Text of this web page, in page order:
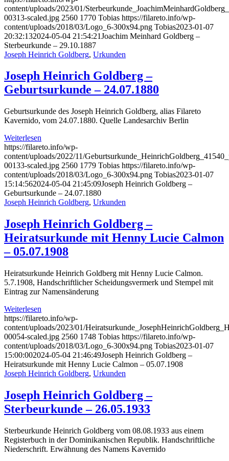
content/uploads/2023/01/
00313-scaled.jpg 2560 1770 Tobias https://filareto.info/wp-
content/uploads/2018/03/Logo_6-300x94.png Tobias2023-01-07
20:32:132024-05-04 21:54:21Joachim Meinhard Goldberg –
Sterbeurkunde – 29.10.1887
Joseph Heinrich Goldberg, Urkunden
Joseph Heinrich Goldberg –
Geburtsurkunde – 24.07.1880
Geburtsurkunde des Joseph Heinrich Goldberg, alias Filareto
Kavernido, vom 24.07.1880. Quelle Landesarchiv Berlin
Weiterlesen
https://filareto.info/wp-
content/uploads/2022/11/
00133-scaled.jpg 2560 1779 Tobias https://filareto.info/wp-
content/uploads/2018/03/Logo_6-300x94.png Tobias2023-01-07
15:14:562024-05-04 21:45:09Joseph Heinrich Goldberg –
Geburtsurkunde – 24.07.1880
Joseph Heinrich Goldberg, Urkunden
Joseph Heinrich Goldberg –
Heiratsurkunde mit Henny Lucie Calmon
– 05.07.1908
Heiratsurkunde Heinrich Goldberg mit Henny Lucie Calmon.
5.7.1908, Handschriftlicher Scheidungsvermerk und Stempel mit
Eintrag zur Namensänderung
Weiterlesen
https://filareto.info/wp-
content/uploads/2023/01/
00054-scaled.jpg 2560 1748 Tobias https://filareto.info/wp-
content/uploads/2018/03/Logo_6-300x94.png Tobias2023-01-07
15:00:002024-05-04 21:46:49Joseph Heinrich Goldberg –
Heiratsurkunde mit Henny Lucie Calmon – 05.07.1908
Joseph Heinrich Goldberg, Urkunden
Joseph Heinrich Goldberg –
Sterbeurkunde – 26.05.1933
Sterbeurkunde Heinrich Goldberg vom 08.08.1933 aus einem
Registerbuch in der Dominikanischen Republik. Handschriftliche
Niederschrift. Erwähnung des Namens Kavernido